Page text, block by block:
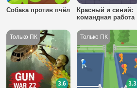
Собака против пчёл
Красный и синий:
командная работа
3.6 3.3